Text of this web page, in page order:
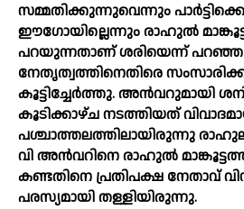
സമ്മതിക്കുന്നുവെന്നും
ഈഗോയില്ലെന്നും രാഹുല്‍
പറയുന്നതാണ് ശരിയെന്ന്
നേതൃത്വത്തിനെതിരെ
കൂട്ടിച്ചേര്‍ത്തു. അന്‍വറുമായി
കൂടിക്കാഴ്ച നടത്തിയത്
പശ്ചാത്തലത്തിലായിരുന്നു
വി അന്‍വറിനെ രാഹുല്‍
കണ്ടതിനെ പ്രതിപക്ഷ നേതാവ്
പരസ്യമായി തള്ളിയിരുന്നു.